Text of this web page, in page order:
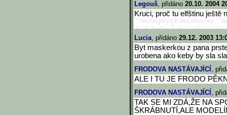
Legouš, přidáno 20.10. 2004
Kruci, proč tu elfštinu ještě
Lucia, přidáno 29.12. 2003
Byt maskerkou z pana
urobena ako keby by sla
FRODOVA NASTÁVAJÍCÍ ,
ALE I TU JE FRODO
FRODOVA NASTÁVAJÍCÍ ,
TAK SE MI ZDÁ,ŽE NA
ŠKRÁBNUTÍ,ALE